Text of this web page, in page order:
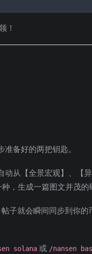
！
备好的两把钥匙。
从【全景宏观】、【
，生成一篇图文并茂的
子就会瞬间同步到你的
solana 或 /nansen